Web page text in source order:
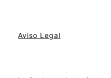
Aviso Legal